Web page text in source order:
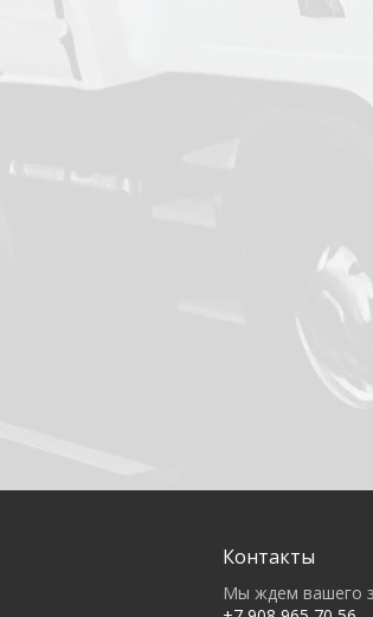
Контакты
Мы ждем вашего